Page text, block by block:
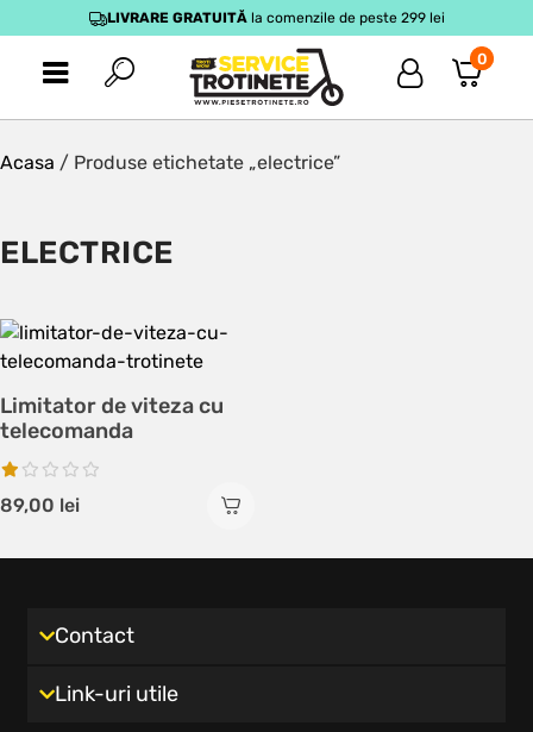
LIVRARE GRATUITĂla comenzile de peste 299 lei
0
Acasa / Produse etichetate „electrice”
ELECTRICE
Limitator de viteza cu
telecomanda
89,00 lei
Contact
Link-uri utile